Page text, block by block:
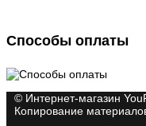
Способы оплаты
© Интернет-магазин
Копирование